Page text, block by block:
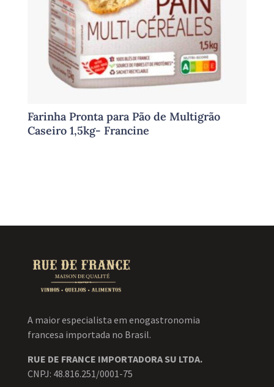
Farinha Pronta para Pão de Multigrão
Caseiro 1,5kg- Francine
A maior especialista em enogastronomia
francesa importada no Brasil.
RUE DE FRANCE IMPORTADORA SU LTDA.
CNPJ: 48.816.251/0001-75